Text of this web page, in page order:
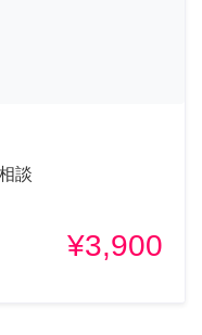
談
¥3,900